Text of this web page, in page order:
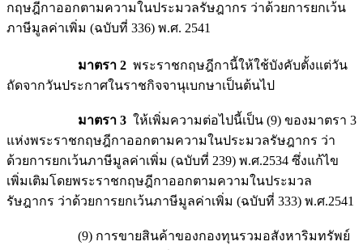
กฤษฎีกาออกตามความในประมวลรัษฎากร ว่าด้วยการยกเว้น
ภาษีมูลค่าเพิ่ม (ฉบับที่ 336) พ.ศ. 2541
มาตรา 2 พระราชกฤษฎีกานี้ให้ใช้บังคับตั้งแต่วัน
ถัดจากวันประกาศในราชกิจจานุเบกษาเป็นต้นไป
มาตรา 3 ให้เพิ่มความต่อไปนี้เป็น (9) ของมาตรา 3
แห่งพระราชกฤษฎีกาออกตามความในประมวลรัษฎากร ว่า
ด้วยการยกเว้นภาษีมูลค่าเพิ่ม (ฉบับที่ 239) พ.ศ.2534 ซึ่งแก้ไข
เพิ่มเติมโดยพระราชกฤษฎีกาออกตามความในประมวล
รัษฎากร ว่าด้วยการยกเว้นภาษีมูลค่าเพิ่ม (ฉบับที่ 333) พ.ศ.2541
(9) การขายสินค้าของกองทุนรวมอสังหาริมทรัพย์